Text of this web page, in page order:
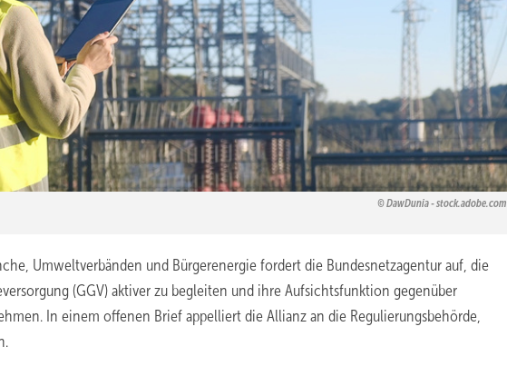
DawDunia - stock.adobe.com
Umweltverbänden und Bürgerenergie fordert die Bundesnetzagentur auf, die
(GGV) aktiver zu begleiten und ihre Aufsichtsfunktion gegenüber
In einem offenen Brief appelliert die Allianz an die Regulierungsbehörde,